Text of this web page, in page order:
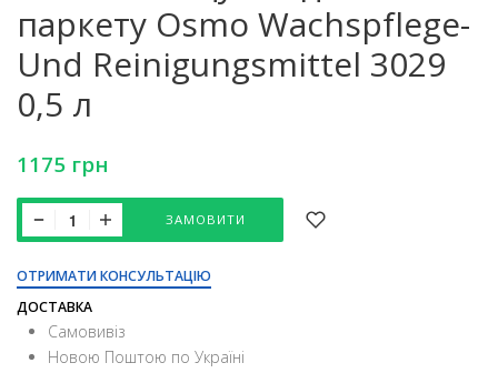
паркету Osmo Wachspflege-
Und Reinigungsmittel 3029
0,5 л
1175 грн
ЗАМОВИТИ
ОТРИМАТИ КОНСУЛЬТАЦІЮ
ДОСТАВКА
Самовивіз
Новою Поштою по Україні